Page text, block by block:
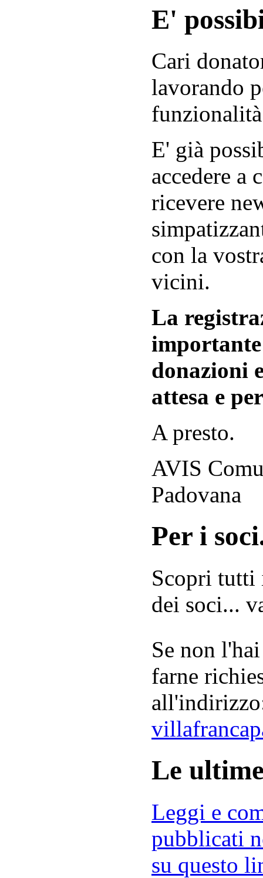
E'
Cari
lavorando
E' già
accedere a
ricevere
con la
vicini.
La
donazioni
attesa e
A presto.
AVIS
Padovana
Per i
Scopri tutti
dei soci...
Se non
farne
Le
Leggi e
pubblicati
su questo